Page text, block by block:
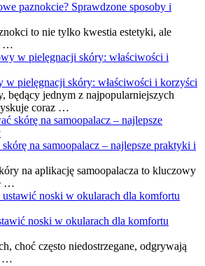
paznokcie? Sprawdzone sposoby i
to nie tylko kwestia estetyki, ale
…
w pielęgnacji skóry: właściwości i korzyści
będący jednym z najpopularniejszych
coraz …
na samoopalacz – najlepsze praktyki i
na aplikację samoopalacza to kluczowy
…
noski w okularach dla komfortu
choć często niedostrzegane, odgrywają
…